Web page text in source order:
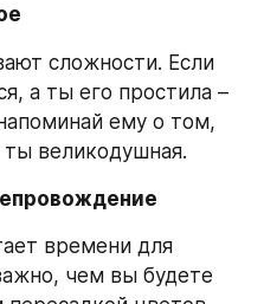
сложности. Если
а ты его простила –
ему о том,
ты великодушная.
времени для
чем вы будете